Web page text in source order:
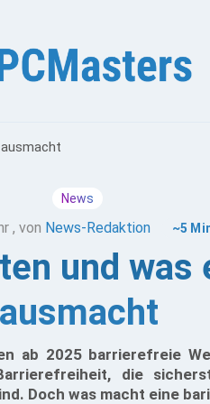
News
, von News-Redaktion ~5
und
ausmacht
ab 2025 barrierefreie
die
Doch was macht eine